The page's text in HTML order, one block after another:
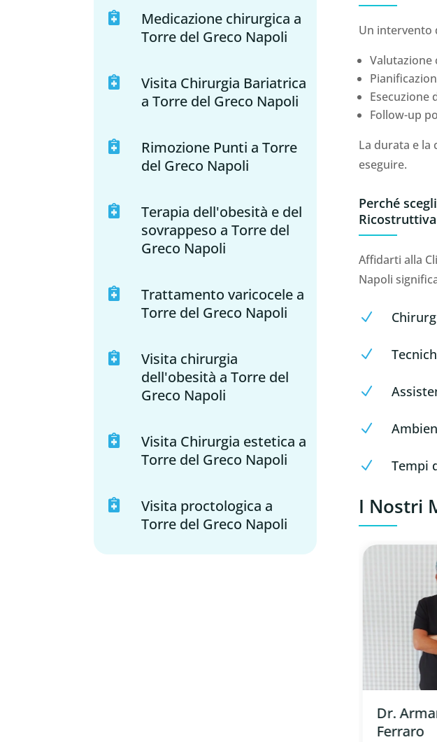

Medicazione chirurgica a
Torre del Greco Napoli

Visita Chirurgia Bariatrica
a Torre del Greco Napoli

Rimozione Punti a Torre
del Greco Napoli

Terapia dell'obesità e del
sovrappeso a Torre del
Greco Napoli

Trattamento varicocele a
Torre del Greco Napoli

Visita chirurgia
dell'obesità a Torre del
Greco Napoli

Visita Chirurgia estetica a
Torre del Greco Napoli

Visita proctologica a
Torre del Greco Napoli
Un intervento
Valutazione
Esecuzione
Follow-up
La durata e la
eseguire.
Perché
Affidarti alla
Napoli
N
N
N
N
N Tempi
I Nostri
Dr.
Ferraro